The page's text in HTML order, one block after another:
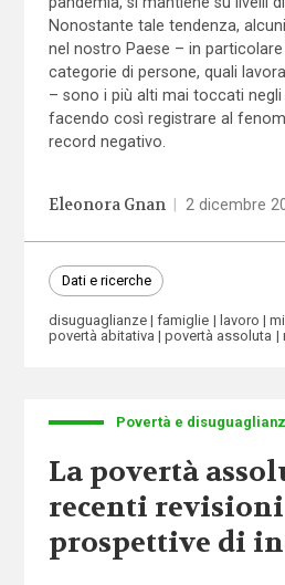
Nonostante tale tendenza,
nel nostro Paese – in
categorie di persone, quali
– sono i più alti mai toccati negli
facendo così registrare al
record negativo.
Eleonora Gnan 2 dicembre
Dati e ricerche
disuguaglianze famiglie lavoro
povertà abitativa
povertà assoluta
Povertà e
La povertà
recenti revisioni
prospettive di